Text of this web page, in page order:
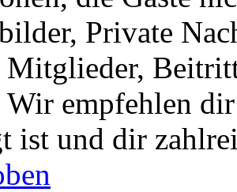
Private
Mitglieder,
empfehlen
ist und dir